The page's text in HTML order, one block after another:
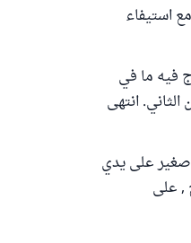
استيفاء
فيه ما في
انتهى
صغير على يدي
, على